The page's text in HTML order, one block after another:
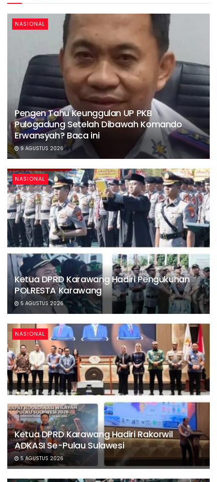
NASIONAL
Pengen Tahu Keunggulan UP PKB
Pulogadung Setelah Dibawah Komando
Erwansyah? Baca ini
9 AGUSTUS 2026
NASIONAL
Ketua DPRD Karawang Hadiri Pengukuhan
POLRESTA Karawang
5 AGUSTUS 2026
NASIONAL
Ketua DPRD Karawang Hadiri Rakorwil
ADKASI Se-Pulau Sulawesi
5 AGUSTUS 2026